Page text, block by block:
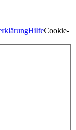
HilfeCookie-